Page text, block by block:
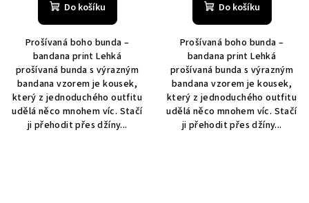
Do košíku
Prošívaná boho bunda –
bandana print Lehká
prošívaná bunda s výrazným
bandana vzorem je kousek,
který z jednoduchého outfitu
udělá něco mnohem víc. Stačí
ji přehodit přes džíny...
Do košíku
Prošívaná boho bunda –
bandana print Lehká
prošívaná bunda s výrazným
bandana vzorem je kousek,
který z jednoduchého outfitu
udělá něco mnohem víc. Stačí
ji přehodit přes džíny...